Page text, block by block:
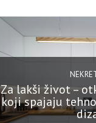
Za lakši život –
koji spajaju